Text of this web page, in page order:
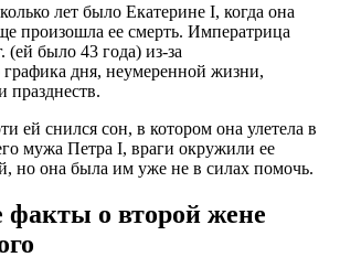
лет было Екатерине I, когда она
произошла ее смерть. Императрица
(ей было 43 года) из-за
дня, неумеренной жизни,
празднеств.
ей снился сон, в котором она улетела в
мужа Петра I, враги окружили ее
но она была им уже не в силах помочь.
о второй жене